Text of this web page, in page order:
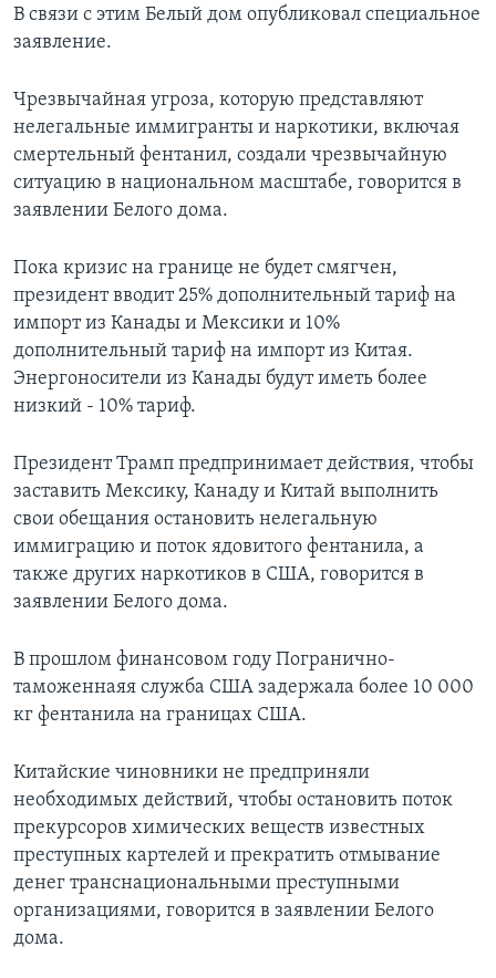
В связи с этим Белый дом опубликовал специальное
заявление.
Чрезвычайная угроза, которую представляют
нелегальные иммигранты и наркотики, включая
смертельный фентанил, создали чрезвычайную
ситуацию в национальном масштабе, говорится в
заявлении Белого дома.
Пока кризис на границе не будет смягчен,
президент вводит 25% дополнительный тариф на
импорт из Канады и Мексики и 10%
дополнительный тариф на импорт из Китая.
Энергоносители из Канады будут иметь более
низкий - 10% тариф.
Президент Трамп предпринимает действия, чтобы
заставить Мексику, Канаду и Китай выполнить
свои обещания остановить нелегальную
иммиграцию и поток ядовитого фентанила, а
также других наркотиков в США, говорится в
заявлении Белого дома.
В прошлом финансовом году Погранично-
таможеннаяя служба США задержала более 10 000
кг фентанила на границах США.
Китайские чиновники не предприняли
необходимых действий, чтобы остановить поток
прекурсоров химических веществ известных
преступных картелей и прекратить отмывание
денег транснациональными преступными
организациями, говорится в заявлении Белого
дома.